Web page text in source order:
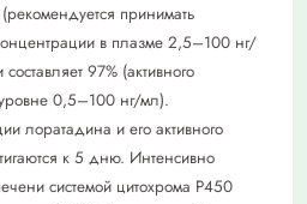
принимать
в плазме 2,5–100 нг/
97% (активного
0,5–100 нг/мл).
лоратадина и его активного
к 5 дню. Интенсивно
системой цитохрома Р450